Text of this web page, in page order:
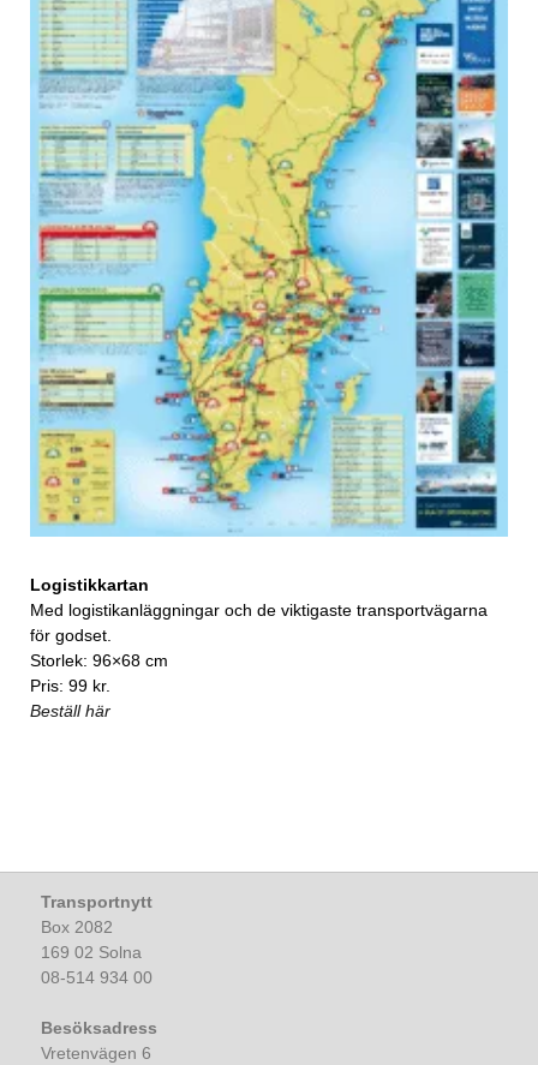
Logistikkartan
Med logistikanläggningar och de viktigaste transportvägarna
för godset.
Storlek: 96×68 cm
Pris: 99 kr.
Beställ här
Transportnytt
Box 2082
169 02 Solna
08-514 934 00
Besöksadress
Vretenvägen 6